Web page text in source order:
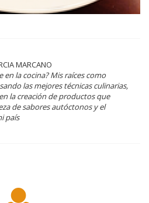
MARCANO
en la cocina? Mis raíces como
las mejores técnicas culinarias,
la creación de productos que
de sabores autóctonos y el
país